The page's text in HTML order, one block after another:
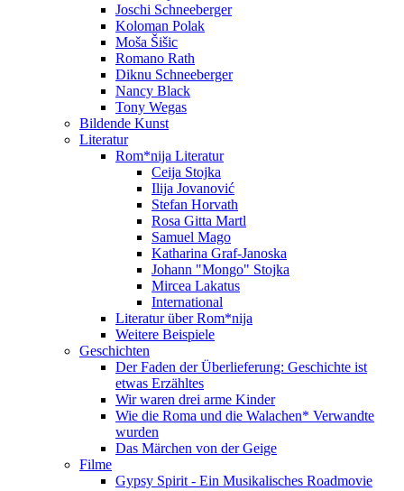
Joschi Schneeberger
Koloman Polak
Moša Šišic
Romano Rath
Diknu Schneeberger
Nancy Black
Tony Wegas
Bildende Kunst
Literatur
Rom*nija Literatur
Ceija Stojka
Ilija Jovanović
Stefan Horvath
Rosa Gitta Martl
Samuel Mago
Katharina Graf-Janoska
Johann "Mongo" Stojka
Mircea Lakatus
International
Literatur über Rom*nija
Weitere Beispiele
Geschichten
Der Faden der Überlieferung: Geschichte ist
etwas Erzähltes
Wir waren drei arme Kinder
Wie die Roma und die Walachen* Verwandte
wurden
Das Märchen von der Geige
Filme
Gypsy Spirit - Ein Musikalisches Roadmovie